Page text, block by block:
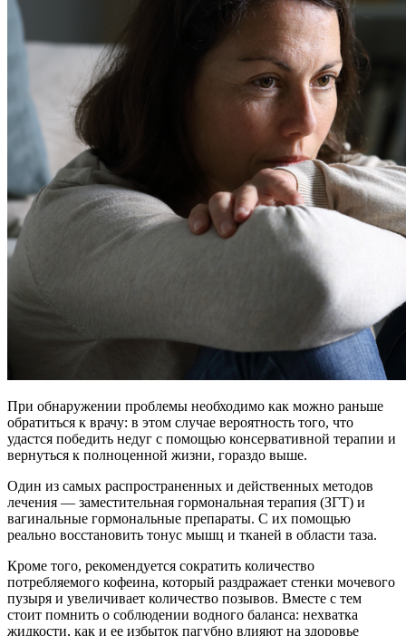
При обнаружении проблемы необходимо как можно раньше
обратиться к врачу: в этом случае вероятность того, что
удастся победить недуг с помощью консервативной терапии и
вернуться к полноценной жизни, гораздо выше.
Один из самых распространенных и действенных методов
лечения — заместительная гормональная терапия (ЗГТ) и
вагинальные гормональные препараты. С их помощью
реально восстановить тонус мышц и тканей в области таза.
Кроме того, рекомендуется сократить количество
потребляемого кофеина, который раздражает стенки мочевого
пузыря и увеличивает количество позывов. Вместе с тем
стоит помнить о соблюдении водного баланса: нехватка
жидкости, как и ее избыток пагубно влияют на здоровье